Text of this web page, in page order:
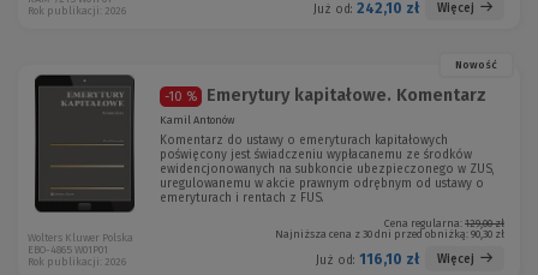
Już od: 242,10 zł Więcej
Rok publikacji: 2026
Nowość
-10 % Emerytury kapitałowe. Komentarz
Kamil Antonów
Komentarz do ustawy o emeryturach kapitałowych
poświęcony jest świadczeniu wypłacanemu ze środków
ewidencjonowanych na subkoncie ubezpieczonego w ZUS,
uregulowanemu w akcie prawnym odrębnym od ustawy o
emeryturach i rentach z FUS.
Cena regularna: 129,00 zł
Najniższa cena z 30 dni przed obniżką: 90,30 zł
Już od: 116,10 zł Więcej
Wolters Kluwer Polska
EBO-4865 W01P01
Rok publikacji: 2026